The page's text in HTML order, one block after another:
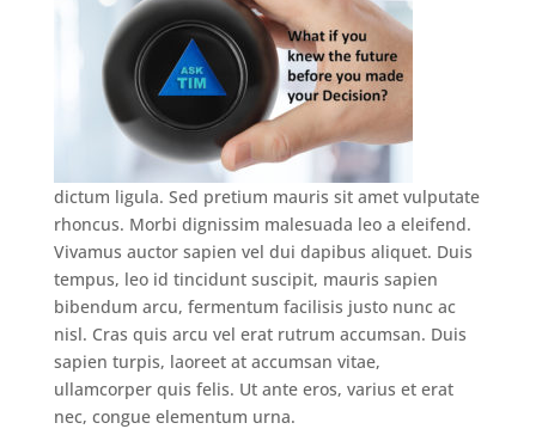
dictum ligula. Sed pretium mauris sit amet vulputate
rhoncus. Morbi dignissim malesuada leo a eleifend.
Vivamus auctor sapien vel dui dapibus aliquet. Duis
tempus, leo id tincidunt suscipit, mauris sapien
bibendum arcu, fermentum facilisis justo nunc ac
nisl. Cras quis arcu vel erat rutrum accumsan. Duis
sapien turpis, laoreet at accumsan vitae,
ullamcorper quis felis. Ut ante eros, varius et erat
nec, congue elementum urna.